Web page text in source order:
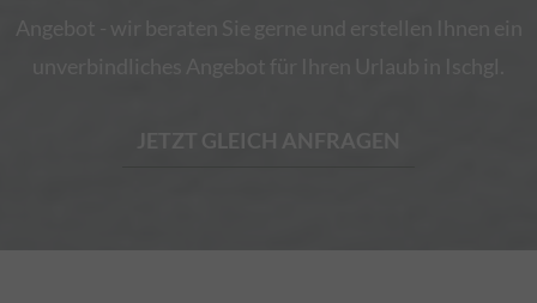
Angebot - wir beraten Sie gerne und erstellen Ihnen ein
JETZT GLEICH ANFRAGEN